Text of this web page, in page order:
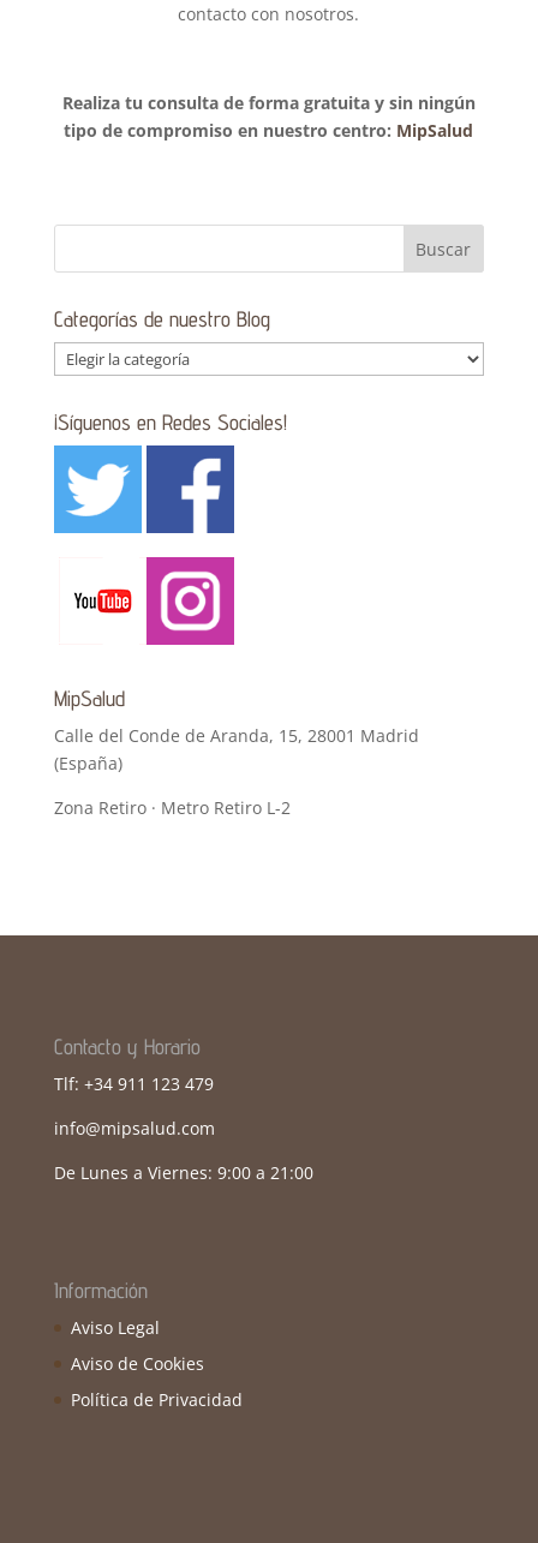
contacto con nosotros.
Realiza tu consulta de forma gratuita y sin ningún
tipo de compromiso en nuestro centro: MipSalud
Categorías de nuestro Blog
Categorías
de
nuestro
Blog
¡Síguenos en Redes Sociales!
MipSalud
Calle del Conde de Aranda, 15, 28001 Madrid
(España)
Zona Retiro · Metro Retiro L-2
Contacto y Horario
Tlf: +34 911 123 479
info@mipsalud.com
De Lunes a Viernes: 9:00 a 21:00
Información
Aviso Legal
Aviso de Cookies
Política de Privacidad